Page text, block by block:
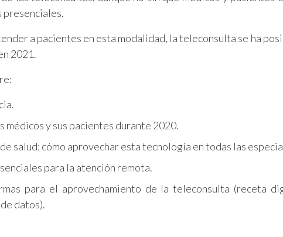
presenciales.
a pacientes en esta modalidad, la teleconsulta se ha
2021.
médicos y sus pacientes durante 2020.
salud: cómo aprovechar esta tecnología en todas las
para la atención remota.
para el aprovechamiento de la teleconsulta (receta
datos).